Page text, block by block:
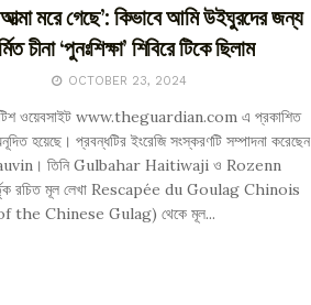
মরে গেছে’: কিভাবে আমি উইঘুরদের জন্য
চীনা ‘পুনঃশিক্ষা’ শিবিরে টিকে ছিলাম
OCTOBER 23, 2024
ওয়েবসাইট www.theguardian.com এ প্রকাশিত
হয়েছে। প্রবন্ধটির ইংরেজি সংস্করণটি সম্পাদনা করেছেন
তিনি Gulbahar Haitiwaji ও Rozenn
রচিত মূল লেখা Rescapée du Goulag Chinois
the Chinese Gulag) থেকে মূল...